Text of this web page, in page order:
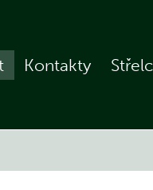
Kontakty